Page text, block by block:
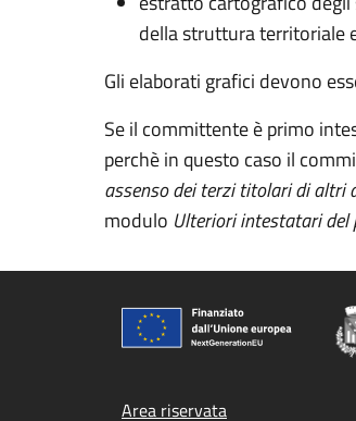
della struttura territoriale
Gli elaborati grafici devono
Se il committente è primo
perchè in questo caso il
assenso dei terzi titolari di altri
modulo Ulteriori intestatari del
Area riservata